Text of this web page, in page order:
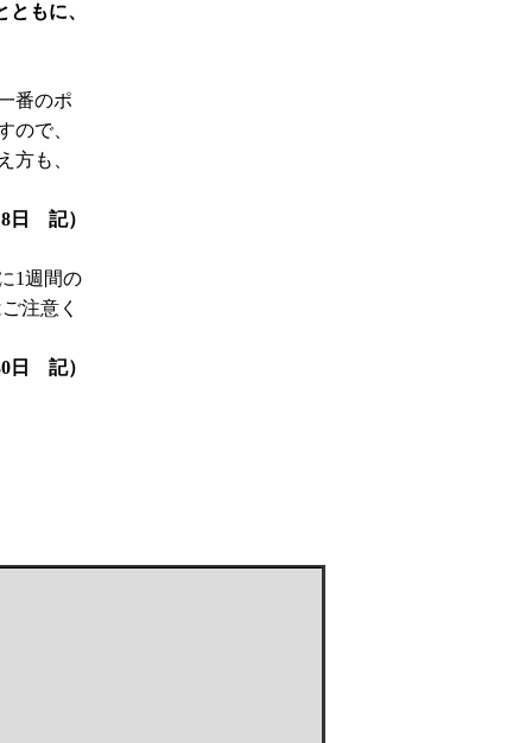
もに、
番のポ
ので、
方も、
8日 記）
1週間の
注意く
日 記）